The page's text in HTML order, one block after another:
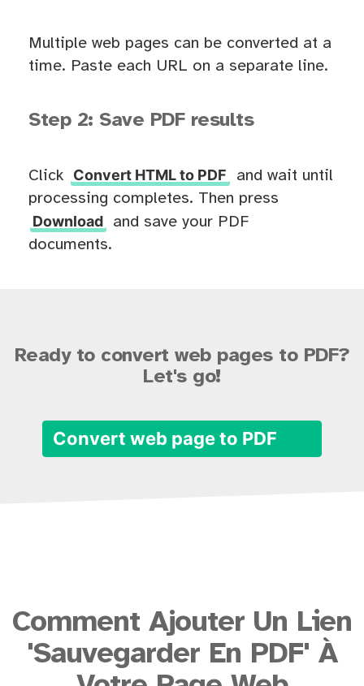
Multiple web pages can be converted at a
time. Paste each URL on a separate line.
Step 2: Save PDF results
Click Convert HTML to PDF
and wait until
processing completes. Then press
Download
and save your PDF
documents.
Ready to convert web pages to PDF?
Let's go!
Convert web page to PDF
Comment Ajouter Un Lien
'Sauvegarder En PDF' À